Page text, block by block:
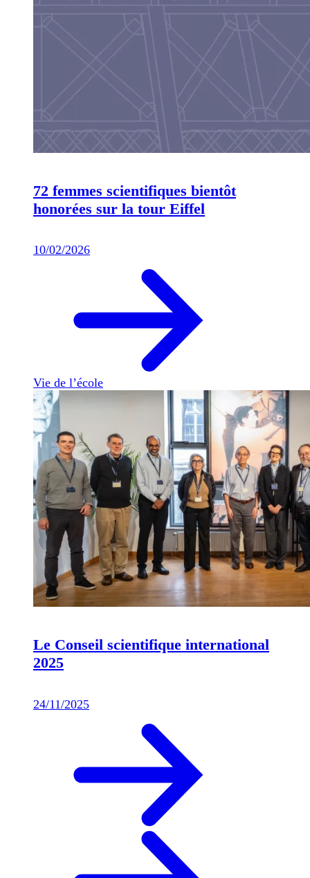
72 femmes scientifiques bientôt
honorées sur la tour Eiffel
10/02/2026
Vie de l’école
Le Conseil scientifique international
2025
24/11/2025